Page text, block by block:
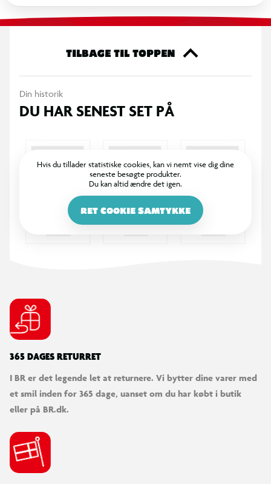
TILBAGE TIL TOPPEN
Din historik
DU HAR SENEST SET PÅ
Hvis du tillader statistiske cookies, kan vi nemt vise dig dine
seneste besøgte produkter.
Du kan altid ændre det igen.
RET COOKIE SAMTYKKE
365 DAGES RETURRET
I BR er det legende let at returnere. Vi bytter dine varer med
et smil inden for 365 dage, uanset om du har købt i butik
eller på BR.dk.